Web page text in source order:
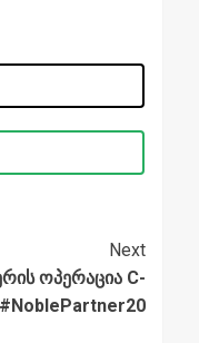
Next
ოპერაცია C-